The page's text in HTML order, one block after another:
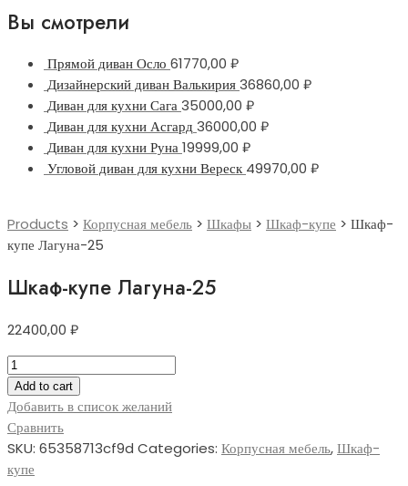
Вы смотрели
Прямой диван Осло 61770,00 ₽
Дизайнерский диван Валькирия36860,00 ₽
Диван для кухни Сага35000,00 ₽
Диван для кухни Асгард36000,00 ₽
Диван для кухни Руна19999,00 ₽
Угловой диван для кухни Вереск 49970,00 ₽
Products > Корпусная мебель > Шкафы > Шкаф-купе > Шкаф-
купе Лагуна-25
Шкаф-купе Лагуна-25
22400,00 ₽
Шкаф-
купе
Лагуна-25
quantity
Add to cart
Добавить в список желаний
Сравнить
SKU: 65358713cf9d Categories: Корпусная мебель,Шкаф-
купе